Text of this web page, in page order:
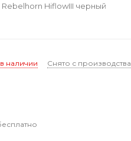
HiflowIII черный
наличии Снято с производства